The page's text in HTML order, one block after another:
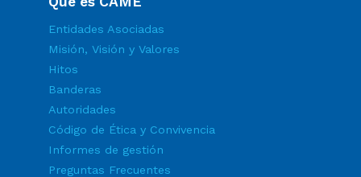
Entidades Asociadas
Misión, Visión y Valores
Hitos
Banderas
Autoridades
Código de Ética y Convivencia
Informes de gestión
Preguntas Frecuentes